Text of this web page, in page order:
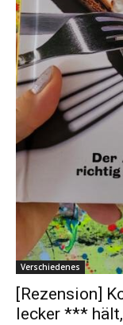
Verschiedenes
[Rezension]
lecker ***